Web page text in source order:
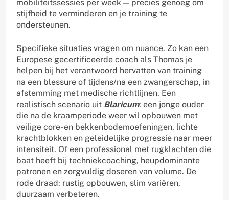
mobiliteitssessies per week — precies genoeg om
stijfheid te verminderen en je training te
ondersteunen.
Specifieke situaties vragen om nuance. Zo kan een
Europese gecertificeerde coach als Thomas je
helpen bij het verantwoord hervatten van training
na een blessure of tijdens/na een zwangerschap, in
afstemming met medische richtlijnen. Een
realistisch scenario uit Blaricum: een jonge ouder
die na de kraamperiode weer wil opbouwen met
veilige core- en bekkenbodemoefeningen, lichte
krachtblokken en geleidelijke progressie naar meer
intensiteit. Of een professional met rugklachten die
baat heeft bij techniekcoaching, heupdominante
patronen en zorgvuldig doseren van volume. De
rode draad: rustig opbouwen, slim variëren,
duurzaam verbeteren.